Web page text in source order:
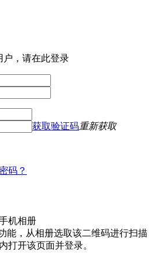
户，请在此登录
获取验证码重新获取
码？
机相册
能，从相册选取该二维码进行扫描
打开该页面并登录。